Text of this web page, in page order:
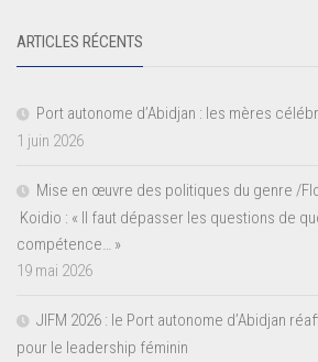
ARTICLES RÉCENTS
Port autonome d’Abidjan : les mères
1 juin 2026
Mise en œuvre des politiques du genre /
Koidio : « Il faut dépasser les questions de
compétence… »
19 mai 2026
JIFM 2026 : le Port autonome d’Abidjan
pour le leadership féminin